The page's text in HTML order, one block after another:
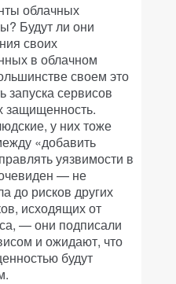
облачных
Будут ли они
своих
в облачном
своем это
запуска сервисов
защищенность.
у них тоже
«добавить
уязвимости в
— не
до рисков других
исходящих от
— они подписали
и ожидают, что
будут